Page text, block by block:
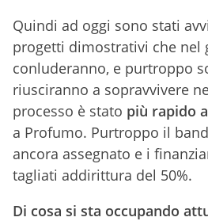
Quindi ad oggi sono stati
progetti dimostrativi che nel
conluderanno, e purtroppo
riusciranno a sopravvivere
processo è stato più rapido
a Profumo. Purtroppo il
ancora assegnato e i
tagliati addirittura del 50%.
Di cosa si sta occupando